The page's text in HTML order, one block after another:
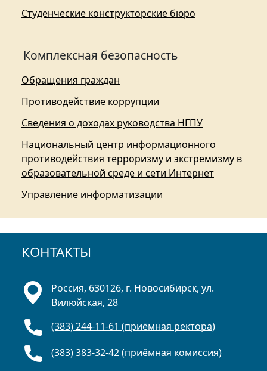
Студенческие конструкторские бюро
Комплексная безопасность
Обращения граждан
Противодействие коррупции
Сведения о доходах руководства НГПУ
Национальный центр информационного
противодействия терроризму и экстремизму в
образовательной среде и сети Интернет
Управление информатизации
КОНТАКТЫ
Россия, 630126, г. Новосибирск, ул.
Вилюйская, 28
(383) 244-11-61 (приёмная ректора)
(383) 383-32-42 (приёмная комиссия)